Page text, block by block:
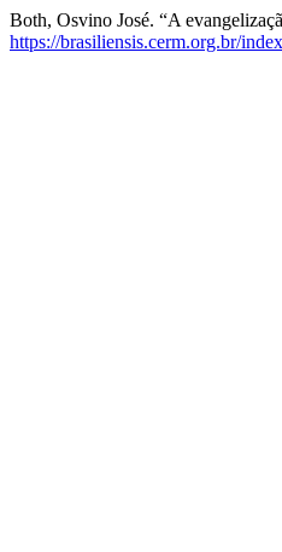
Both, Osvino José. “A
https://brasiliensis.cerm.org.br/